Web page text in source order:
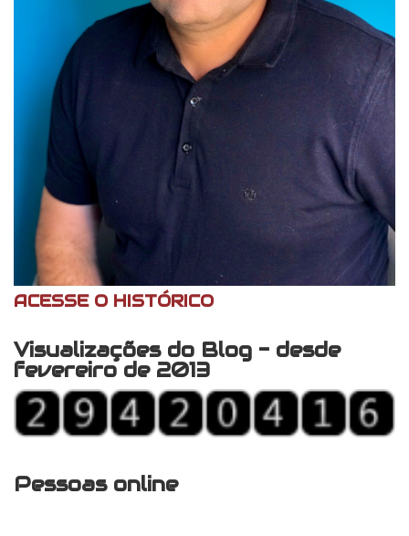
ACESSE O HISTÓRICO
Visualizações do Blog - desde
fevereiro de 2013
Pessoas online